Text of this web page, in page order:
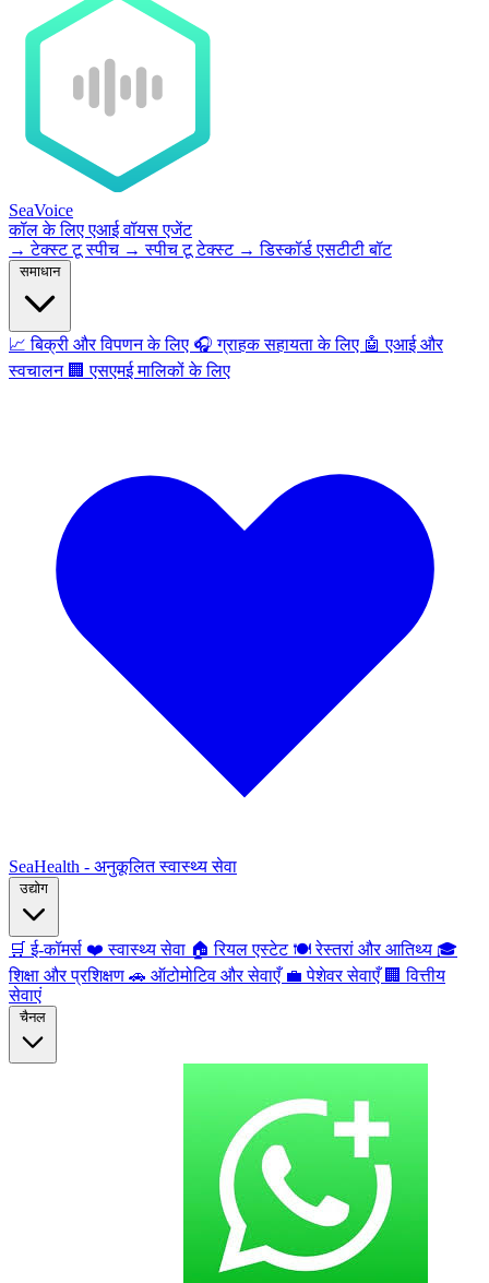
SeaVoice
कॉल के लिए एआई वॉयस एजेंट
→ टेक्स्ट टू स्पीच → स्पीच टू टेक्स्ट → डिस्कॉर्ड एसटीटी बॉट
समाधान
📈 बिक्री और विपणन के लिए 🎧 ग्राहक सहायता के लिए 🤖 एआई और
स्वचालन 🏢 एसएमई मालिकों के लिए
SeaHealth - अनुकूलित स्वास्थ्य सेवा
🛒 ई-कॉमर्स ❤️ स्वास्थ्य सेवा 🏠 रियल एस्टेट 🍽️रेस्तरां और आतिथ्य 🎓
शिक्षा और प्रशिक्षण 🚗 ऑटोमोटिव और सेवाएँ 💼 पेशेवर सेवाएँ 🏢 वित्तीय
सेवाएं